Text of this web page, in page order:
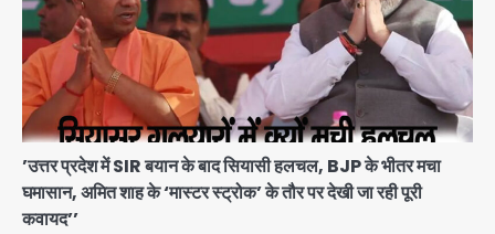
’उत्तर प्रदेश में SIR बयान के बाद सियासी हलचल, BJP के भीतर मचा
घमासान, अमित शाह के ‘मास्टर स्ट्रोक’ के तौर पर देखी जा रही पूरी
कवायद’’